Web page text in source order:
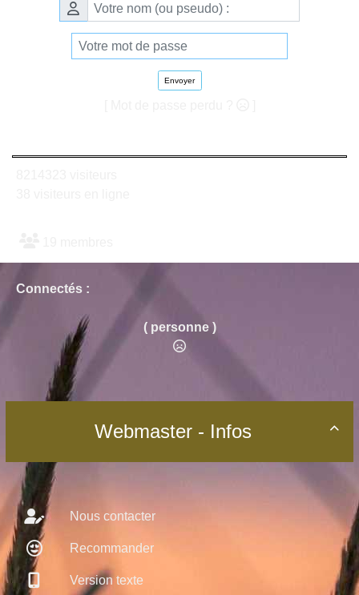
Envoyer
Connectés :
( personne )

Webmaster - Infos
Nous contacter
Recommander
Version texte